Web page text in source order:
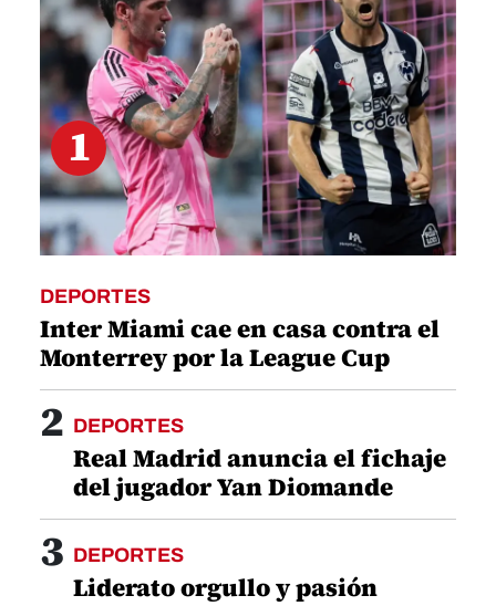
1
DEPORTES
Inter Miami cae en casa contra el
Monterrey por la League Cup
2 DEPORTES
Real Madrid anuncia el fichaje
del jugador Yan Diomande
3 DEPORTES
Liderato orgullo y pasión